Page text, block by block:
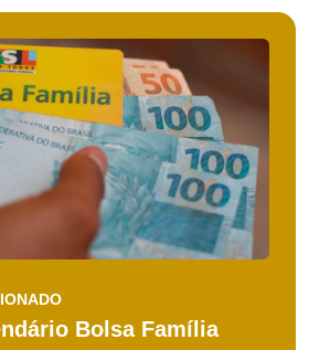
Bolsa Família